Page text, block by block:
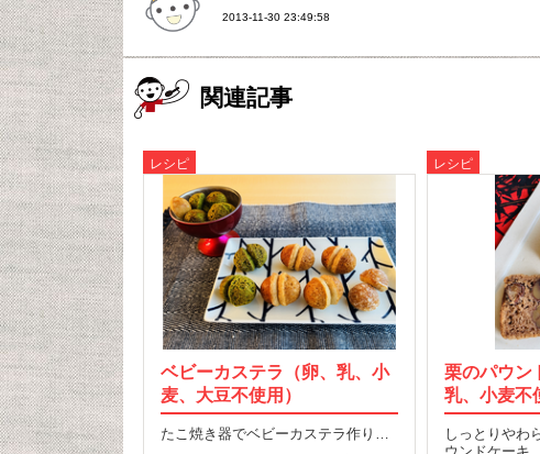
2013-11-30 23:49:58
関連記事
レシピ
ベビーカステラ（卵、乳、小
麦、大豆不使用）
たこ焼き器でベビーカステラ作り…
レシピ
栗のパウン
乳、小麦不
しっとりやわ